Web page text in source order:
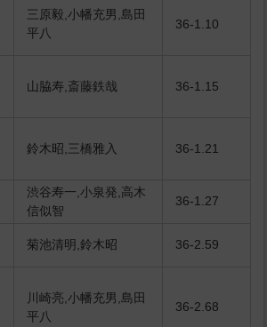
三原毅,小幡充男,島田
平八
36-1.10
山脇寿,斎藤鉄哉 36-1.15
鈴木昭,三橋雅入 36-1.21
渋谷寿一,小泉発,高木
信似智
36-1.27
菊池清明,鈴木昭 36-2.59
川崎亮,小幡充男,島田
平八
36-2.68